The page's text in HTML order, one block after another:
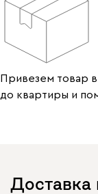
Привезем товар
до квартиры и
Доставка